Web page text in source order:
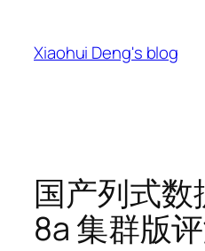
Xiaohui Deng's blog
国产列式数
8a 集群版